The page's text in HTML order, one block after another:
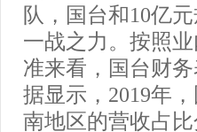
队，国台和10亿
一战之力。按照
准来看，国台财
据显示，2019年
南地区的营收占比